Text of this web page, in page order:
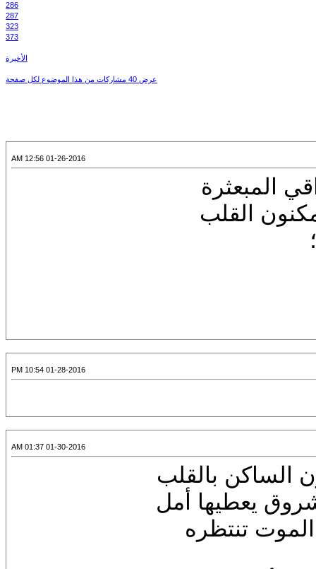
286
287
323
373
الأخيرة
عرض 40 مشاركات من هذا الموضوع لكل صفحة
01-26-2016 12:56 AM
المبعثرة
القلب
01-28-2016 10:54 PM
01-30-2016 01:37 AM
الساكن بالقلب
يعطيها أمل
تنتظره